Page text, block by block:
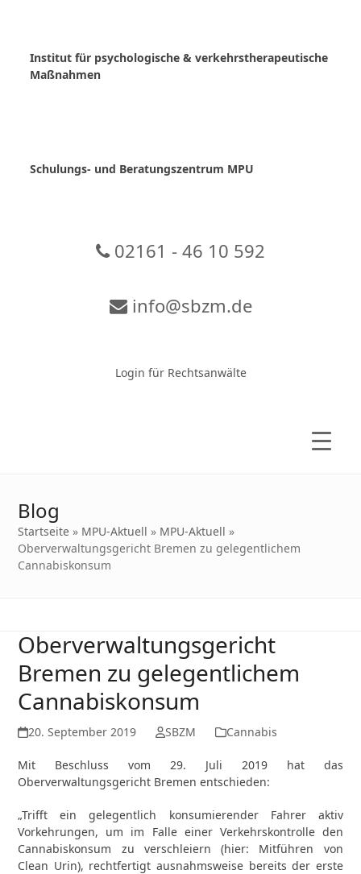
Institut für psychologische & verkehrstherapeutische
Maßnahmen
Schulungs- und Beratungszentrum MPU
02161 - 46 10 592
info@sbzm.de
Login für Rechtsanwälte
Blog
Startseite » MPU-Aktuell » MPU-Aktuell »
Oberverwaltungsgericht Bremen zu gelegentlichem
Cannabiskonsum
Oberverwaltungsgericht
Bremen zu gelegentlichem
Cannabiskonsum
20. September 2019 SBZM Cannabis
Mit Beschluss vom 29. Juli 2019 hat das
Oberverwaltungsgericht Bremen entschieden:
„Trifft ein gelegentlich konsumierender Fahrer aktiv
Vorkehrungen, um im Falle einer Verkehrskontrolle den
Cannabiskonsum zu verschleiern (hier: Mitführen von
Clean Urin), rechtfertigt ausnahmsweise bereits der erste